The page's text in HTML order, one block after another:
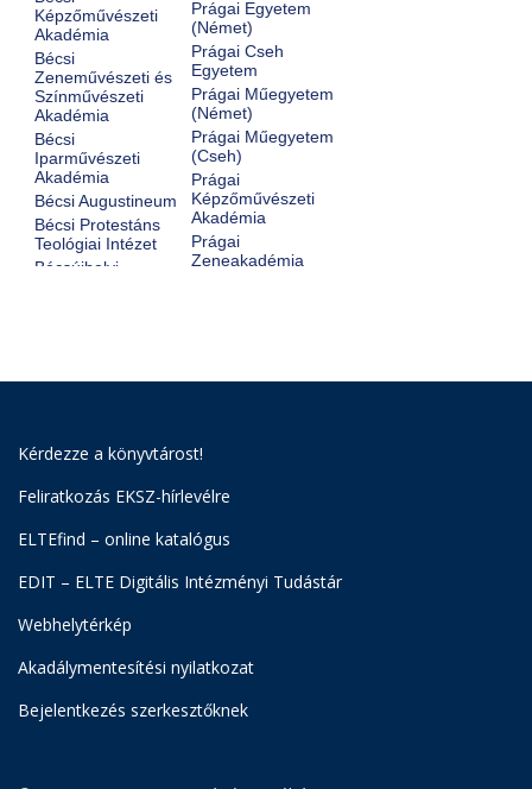
Kérdezze a könyvtárost!
Feliratkozás EKSZ-hírlevélre
ELTEfind – online katalógus
EDIT – ELTE Digitális Intézményi Tudástár
Webhelytérkép
Akadálymentesítési nyilatkozat
Bejelentkezés szerkesztőknek